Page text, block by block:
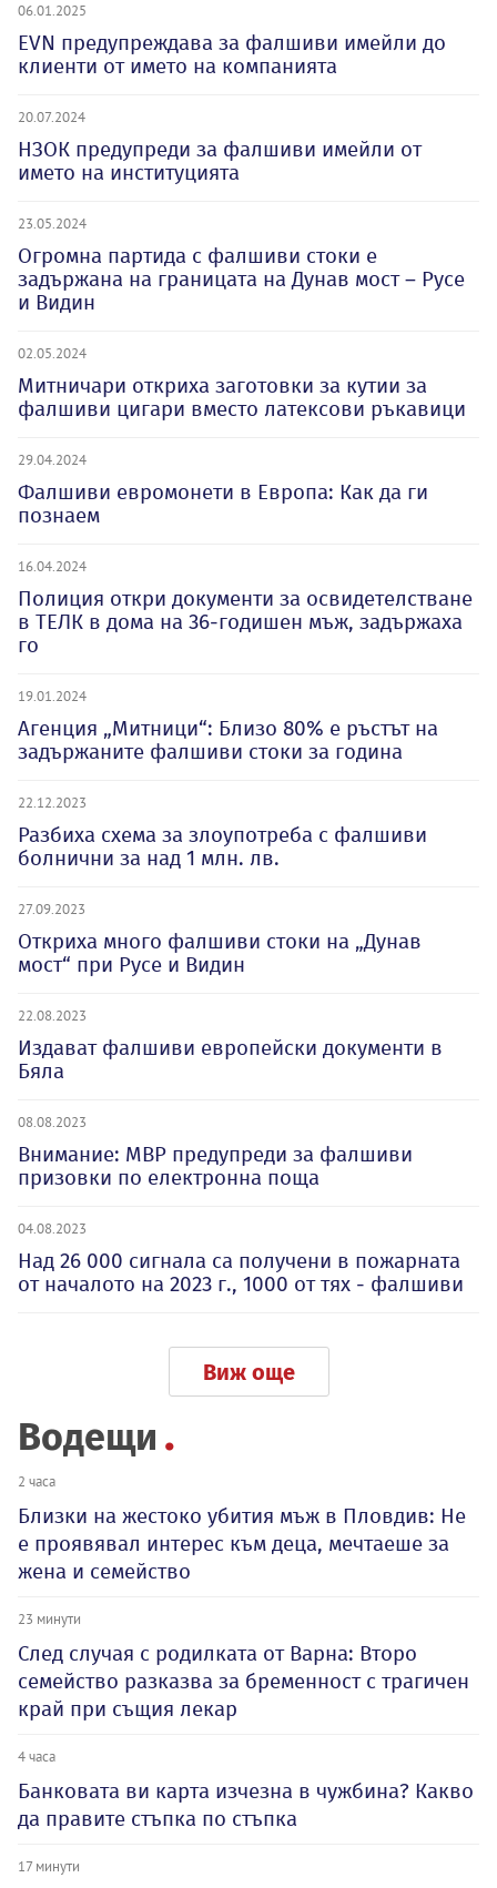
06.01.2025
ЕVN предупреждава за фалшиви имейли до
клиенти от името на компанията
20.07.2024
НЗОК предупреди за фалшиви имейли от
името на институцията
23.05.2024
Огромна партида с фалшиви стоки е
задържана на границата на Дунав мост – Русе
и Видин
02.05.2024
Митничари откриха заготовки за кутии за
фалшиви цигари вместо латексови ръкавици
29.04.2024
Фалшиви евромонети в Европа: Как да ги
познаем
16.04.2024
Полиция откри документи за освидетелстване
в ТЕЛК в дома на 36-годишен мъж, задържаха
го
19.01.2024
Агенция „Митници“: Близо 80% е ръстът на
задържаните фалшиви стоки за година
22.12.2023
Разбиха схема за злоупотреба с фалшиви
болнични за над 1 млн. лв.
27.09.2023
Откриха много фалшиви стоки на „Дунав
мост“ при Русе и Видин
22.08.2023
Издават фалшиви европейски документи в
Бяла
08.08.2023
Внимание: МВР предупреди за фалшиви
призовки по електронна поща
04.08.2023
Над 26 000 сигнала са получени в пожарната
от началото на 2023 г., 1000 от тях - фалшиви
Виж още
Водещи
2 часа
Близки на жестоко убития мъж в Пловдив: Не
е проявявал интерес към деца, мечтаеше за
жена и семейство
23 минути
След случая с родилката от Варна: Второ
семейство разказва за бременност с трагичен
край при същия лекар
4 часа
Банковата ви карта изчезна в чужбина? Какво
да правите стъпка по стъпка
17 минути